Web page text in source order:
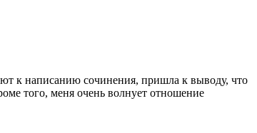
к написанию сочинения, пришла к выводу, что
того, меня очень волнует отношение